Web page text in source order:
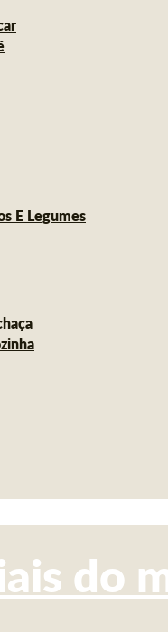
E Legumes
do